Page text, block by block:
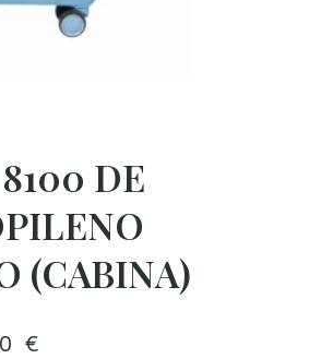
DE
(CABINA)
€